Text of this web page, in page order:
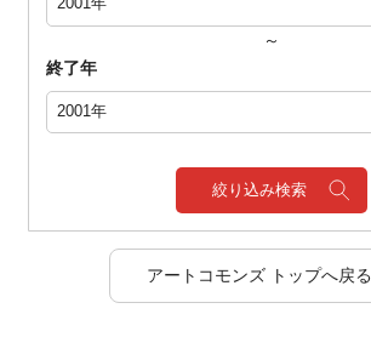
～
終了年
絞り込み検索
アートコモンズ トップへ戻る